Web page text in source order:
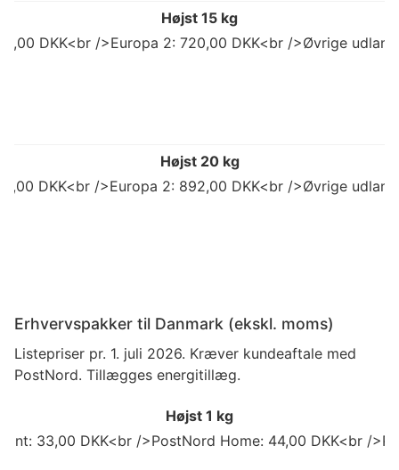
Højst 15 kg
DKK<br />Europa 2: 720,00 DKK<br />Øvrige
Højst 20 kg
DKK<br />Europa 2: 892,00 DKK<br />Øvrige
Erhvervspakker til Danmark (ekskl. moms)
Listepriser pr. 1. juli 2026. Kræver kundeaftale med
PostNord. Tillægges energitillæg.
Højst 1 kg
33,00 DKK<br />PostNord Home: 44,00 DKK<br /